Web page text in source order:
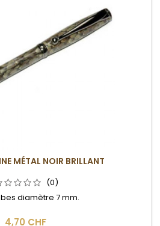
MÉTAL NOIR BRILLANT
(0)
diamètre 7 mm.
4,70 CHF